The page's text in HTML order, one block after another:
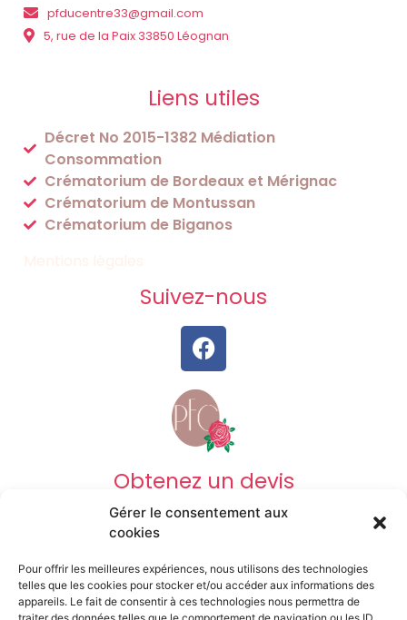
Gérer le consentement aux
cookies
Pour offrir les meilleures expériences, nous utilisons des technologies
telles que les cookies pour stocker et/ou accéder aux informations des
appareils. Le fait de consentir à ces technologies nous permettra de
pfducentre33@gmail.com
5, rue de la Paix 33850 Léognan
Liens utiles
Décret No 2015-1382 Médiation
Consommation
Crématorium de Bordeaux et Mérignac
Crématorium de Montussan
Crématorium de Biganos
Suivez-nous
Obtenez un devis
DEVIS OBSÈQUES
DEVIS PRÉVOYANCE